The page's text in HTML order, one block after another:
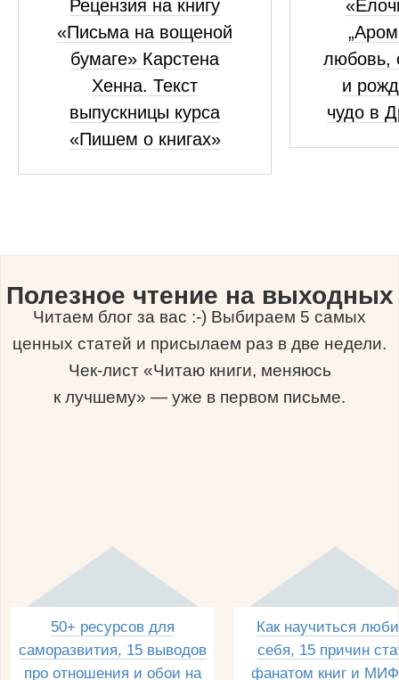
Рецензия на книгу
«Письма на вощеной
бумаге» Карстена
Хенна. Текст
выпускницы курса
«Пишем о книгах»
любовь,
и
чудо в
Полезное чтение на выходных
Читаем блог за вас :-) Выбираем 5 самых
ценных статей и присылаем раз в две недели.
Чек-лист «Читаю книги, меняюсь
к лучшему» — уже в первом письме.
50+ ресурсов для
саморазвития, 15 выводов
про отношения и обои на
Как научиться
себя, 15 причин
фанатом книг и